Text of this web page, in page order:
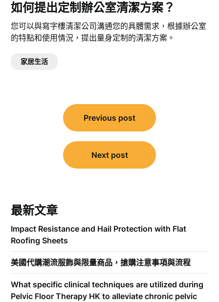
如何提出定制辦公室清潔方案？
您可以與寫字樓清潔公司溝通您的具體需求，根據辦公室
的特點和使用情況，提出量身定制的清潔方案。
家居生活
Previous post
Next post
最新文章
Impact Resistance and Hail Protection with Flat
Roofing Sheets
美國代購潮流服飾與限量商品，搶購注意事項與流程
What specific clinical techniques are utilized during
Pelvic Floor Therapy HK to alleviate chronic pelvic